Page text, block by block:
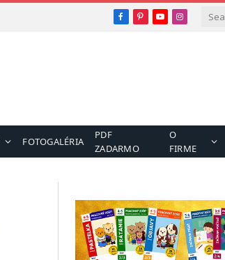
Facebook
Pinterest
YouTubeInstagram
FOTOGALÉRIA
PDF
ZADARMO
O
FIRME